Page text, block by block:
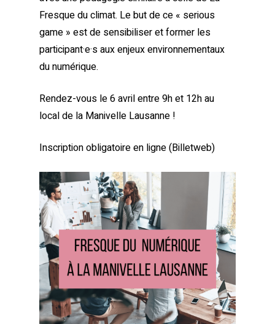
Fresque du climat. Le but de ce « serious
game » est de sensibiliser et former les
participant·e·s aux enjeux environnementaux
du numérique.
Rendez-vous le 6 avril entre 9h et 12h au
local de la Manivelle Lausanne !
Inscription obligatoire en ligne (Billetweb)